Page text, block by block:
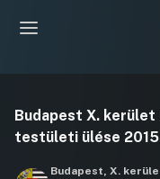
Budapest X.
testületi ülése
Budapest, X.